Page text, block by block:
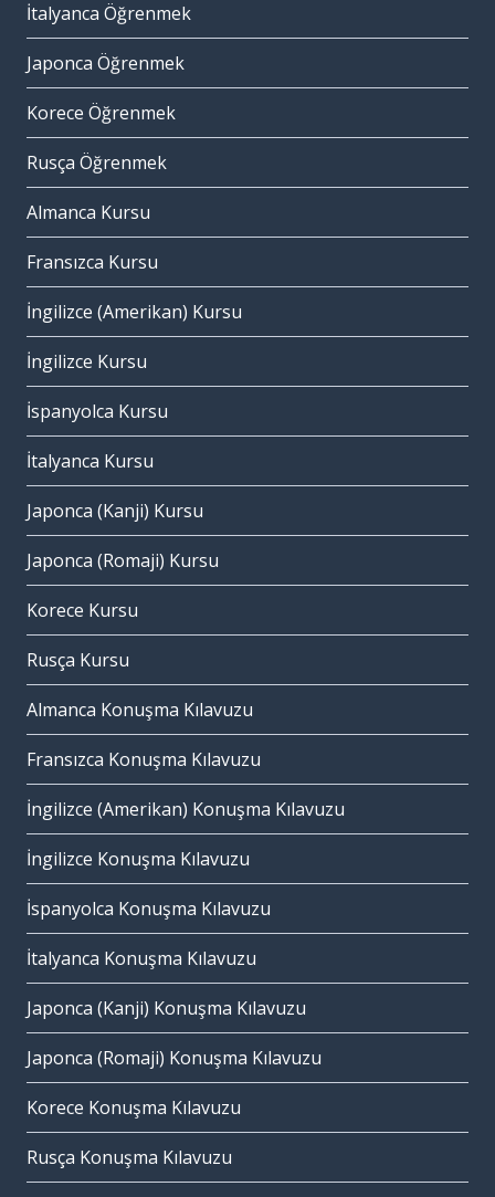
İtalyanca Öğrenmek
Japonca Öğrenmek
Korece Öğrenmek
Rusça Öğrenmek
Almanca Kursu
Fransızca Kursu
İngilizce (Amerikan) Kursu
İngilizce Kursu
İspanyolca Kursu
İtalyanca Kursu
Japonca (Kanji) Kursu
Japonca (Romaji) Kursu
Korece Kursu
Rusça Kursu
Almanca Konuşma Kılavuzu
Fransızca Konuşma Kılavuzu
İngilizce (Amerikan) Konuşma Kılavuzu
İngilizce Konuşma Kılavuzu
İspanyolca Konuşma Kılavuzu
İtalyanca Konuşma Kılavuzu
Japonca (Kanji) Konuşma Kılavuzu
Japonca (Romaji) Konuşma Kılavuzu
Korece Konuşma Kılavuzu
Rusça Konuşma Kılavuzu